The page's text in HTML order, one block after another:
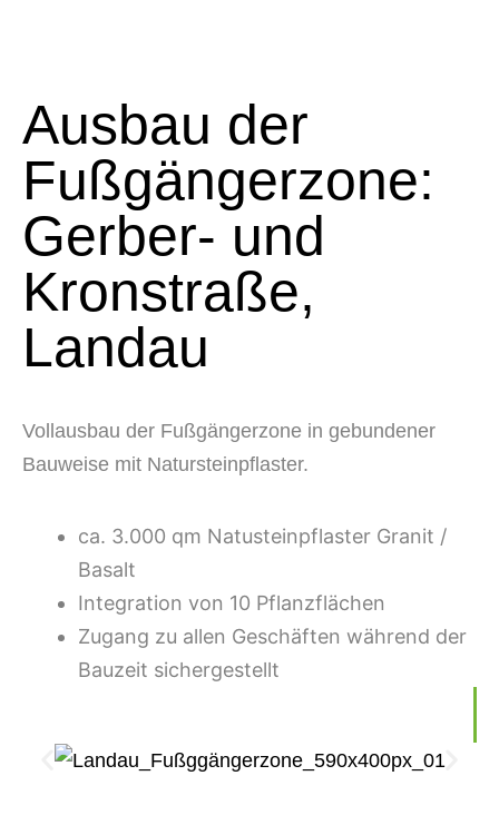
Ausbau der
Fußgängerzone:
Gerber- und
Kronstraße,
Landau
Vollausbau der Fußgängerzone in gebundener
Bauweise mit Natursteinpflaster.
ca. 3.000 qm Natusteinpflaster Granit /
Basalt
Integration von 10 Pflanzflächen
Zugang zu allen Geschäften während der
Bauzeit sichergestellt